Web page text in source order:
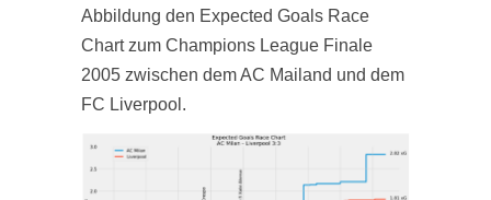
Abbildung den Expected Goals Race
Chart zum Champions League Finale
2005 zwischen dem AC Mailand und dem
FC Liverpool.